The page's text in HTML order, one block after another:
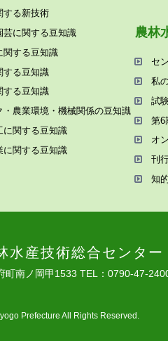
する新技術
芸に関する⾖知識
関する⾖知識
する⾖知識
する⾖知識
・農業環境・機械関係の⾖知識
に関する⾖知識
に関する⾖知識
農林
セ
私
試
第6
オ
刊
知
⽔産技術総合センター
町南ノ岡甲1533 TEL：0790-47-
Prefecture All Rights Reserved.